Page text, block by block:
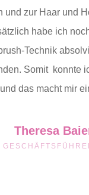
und zur Haar und
habe ich
Technik
Somit konnte
das macht mir
Theresa